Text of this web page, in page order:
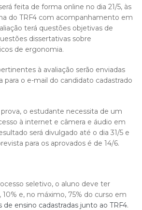
feita de forma online no dia 21/5, às
do TRF4 com acompanhamento em
terá questões objetivas de
dissertativas sobre
de ergonomia.
à avaliação serão enviadas
para o e-mail do candidato cadastrado
prova, o estudante necessita de um
à internet e câmera e áudio em
será divulgado até o dia 31/5 e
para os aprovados é de 14/6.
seletivo, o aluno deve ter
e, no máximo, 75% do curso em
de ensino cadastradas junto ao TRF4.